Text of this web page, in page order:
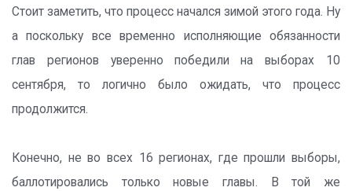
Стоит заметить, что процесс начался зимой этого года. Ну
а поскольку все временно исполняющие обязанности
глав регионов уверенно победили на выборах 10
сентября, то логично было ожидать, что процесс
продолжится.
Конечно, не во всех 16 регионах, где прошли выборы,
баллотировались только новые главы. В той же